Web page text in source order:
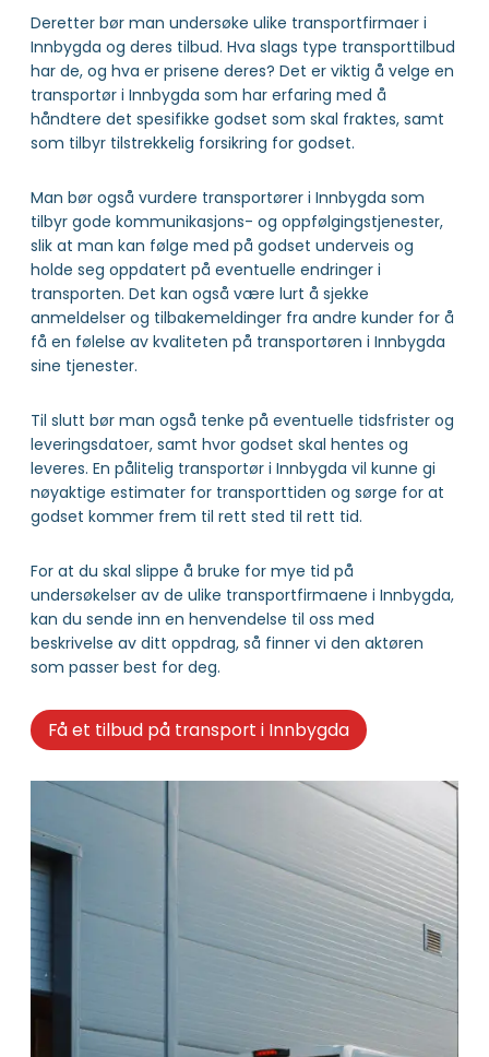
Deretter bør man undersøke ulike transportfirmaer i
Innbygda og deres tilbud. Hva slags type transporttilbud
har de, og hva er prisene deres? Det er viktig å velge en
transportør i Innbygda som har erfaring med å
håndtere det spesifikke godset som skal fraktes, samt
som tilbyr tilstrekkelig forsikring for godset.
Man bør også vurdere transportører i Innbygda som
tilbyr gode kommunikasjons- og oppfølgingstjenester,
slik at man kan følge med på godset underveis og
holde seg oppdatert på eventuelle endringer i
transporten. Det kan også være lurt å sjekke
anmeldelser og tilbakemeldinger fra andre kunder for å
få en følelse av kvaliteten på transportøren i Innbygda
sine tjenester.
Til slutt bør man også tenke på eventuelle tidsfrister og
leveringsdatoer, samt hvor godset skal hentes og
leveres. En pålitelig transportør i Innbygda vil kunne gi
nøyaktige estimater for transporttiden og sørge for at
godset kommer frem til rett sted til rett tid.
For at du skal slippe å bruke for mye tid på
undersøkelser av de ulike transportfirmaene i Innbygda,
kan du sende inn en henvendelse til oss med
beskrivelse av ditt oppdrag, så finner vi den aktøren
som passer best for deg.
Få et tilbud på transport i Innbygda